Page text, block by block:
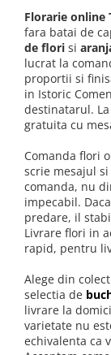
Florarie online
fara batai de
de flori si
lucrat la
proportii si
in Istoric
destinatarul.
gratuita cu
Comanda flori
scrie mesajul
comanda, nu
impecabil.
predare, il
Livrare flori in
rapid, pentru
Alege din
selectia de
livrare la
varietate nu
echivalenta ca